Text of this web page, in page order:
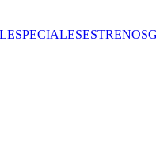
ESPECIALESESTRENOS